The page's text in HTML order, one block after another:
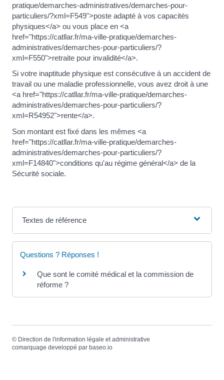
pratique/demarches-administratives/demarches-pour-
particuliers/?xml=F549">poste adapté à vos capacités
physiques</a> ou vous place en <a
href="https://catllar.fr/ma-ville-pratique/demarches-
administratives/demarches-pour-particuliers/?
xml=F550">retraite pour invalidité</a>.
Si votre inaptitude physique est consécutive à un accident de
travail ou une maladie professionnelle, vous avez droit à une
<a href="https://catllar.fr/ma-ville-pratique/demarches-
administratives/demarches-pour-particuliers/?
xml=R54952">rente</a>.
Son montant est fixé dans les mêmes <a
href="https://catllar.fr/ma-ville-pratique/demarches-
administratives/demarches-pour-particuliers/?
xml=F14840">conditions qu'au régime général</a> de la
Sécurité sociale.
Textes de référence
Questions ? Réponses !
Que sont le comité médical et la commission de
réforme ?
© Direction de l'information légale et administrative
comarquage developpé par baseo.io